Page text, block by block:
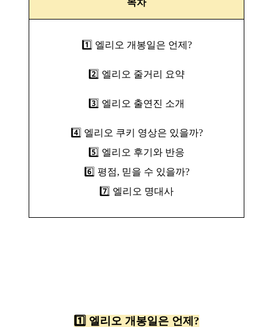
1️⃣ 엘리오 개봉일은 언제?
2️⃣ 엘리오 줄거리 요약
3️⃣ 엘리오 출연진 소개
4️⃣ 엘리오 쿠키 영상은 있을까?
5️⃣ 엘리오 후기와 반응
6️⃣ 평점, 믿을 수 있을까?
7️⃣ 엘리오 명대사
1️⃣ 엘리오 개봉일은 언제?